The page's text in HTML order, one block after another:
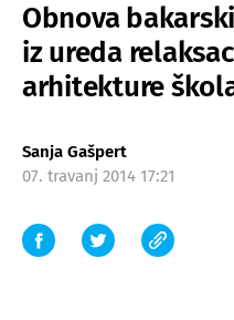
Obnova
iz ureda
arhitekture
Sanja Gašpert
07. travanj 2014 17:21